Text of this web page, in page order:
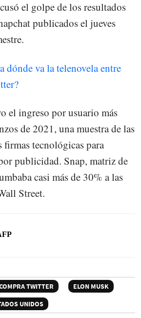
el golpe de los resultados
publicados el jueves
dónde va la telenovela entre
el ingreso por usuario más
de 2021, una muestra de las
tecnológicas para
publicidad. Snap, matriz de
casi más de 30% a las
Street.
TWITTER
ELON MUSK
UNIDOS